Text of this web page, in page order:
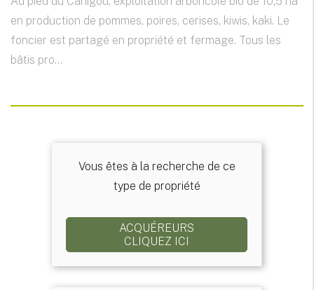
en production de pommes, poires, cerises, kiwis, kaki. Le
foncier est partagé en propriété et fermage. Tous les
bâtis pro...
Vous êtes à la recherche de ce
type de propriété
ACQUÉREURS
CLIQUEZ ICI